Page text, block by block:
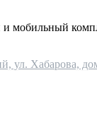
мобильный
ул. Хабарова,